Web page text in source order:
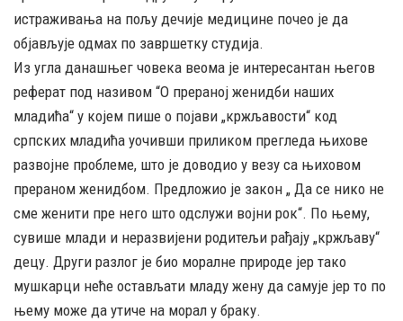
истраживања на пољу дечије медицине почео је да
објављује одмах по завршетку студија.
Из угла данашњег човека веома је интересантан његов
реферат под називом “О прераној женидби наших
младића“ у којем пише о појави „кржљавости“ код
српских младића уочивши приликом прегледа њихове
развојне проблеме, што је доводио у везу са њиховом
прераном женидбом. Предложио је закон „ Да се нико не
сме женити пре него што одслужи војни рок“. По њему,
сувише млади и неразвијени родитељи рађају „кржљаву“
децу. Други разлог је био моралне природе јер тако
мушкарци неће остављати младу жену да самује јер то по
њему може да утиче на морал у браку.